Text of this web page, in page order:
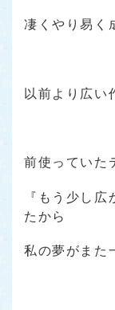
凄くやり易く
以前より広い
前使っていた
『もう少し広
たから
私の夢がまた